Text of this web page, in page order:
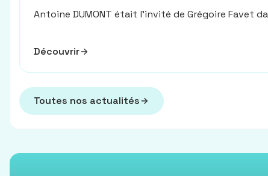
Antoine DUMONT était l’invité de Grégoire Favet
Découvrir
Toutes nos actualités